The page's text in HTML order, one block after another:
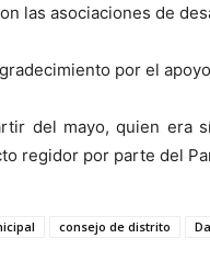
las asociaciones de
por el
del mayo, quien era
regidor por parte del
consejo de distrito